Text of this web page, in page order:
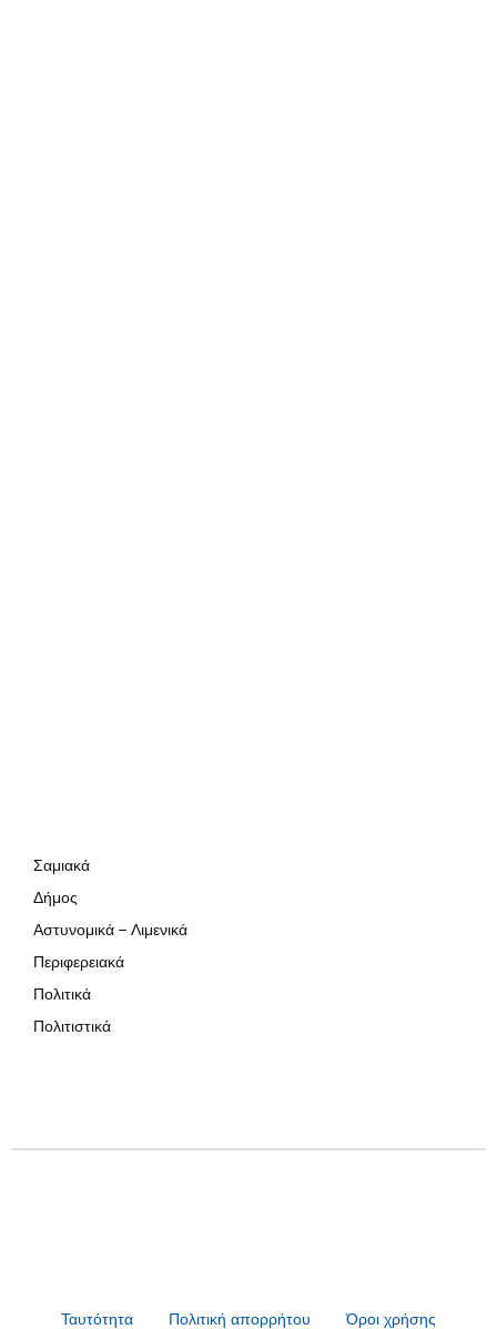
Σαμιακά
Δήμος
Αστυνομικά – Λιμενικά
Περιφερειακά
Πολιτικά
Πολιτιστικά
Ταυτότητα Πολιτική απορρήτου Όροι χρήσης